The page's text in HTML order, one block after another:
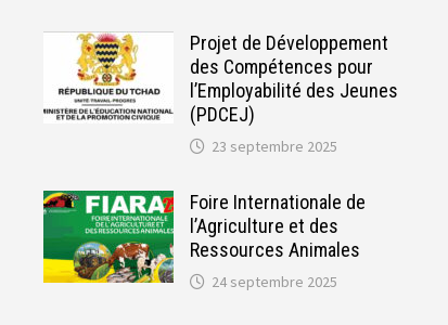
Projet de Développement
des Compétences pour
l’Employabilité des Jeunes
(PDCEJ)
23 septembre 2025
Foire Internationale de
l’Agriculture et des
Ressources Animales
24 septembre 2025